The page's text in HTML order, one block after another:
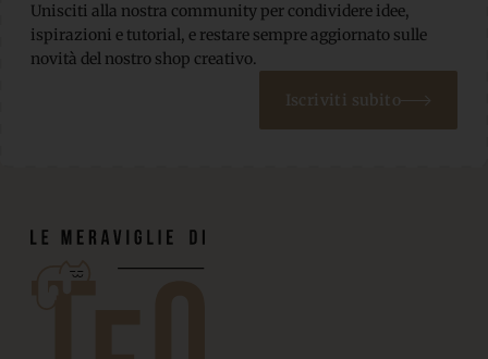
Unisciti alla nostra community per condividere idee,
ispirazioni e tutorial, e restare sempre aggiornato sulle
novità del nostro shop creativo.
Iscriviti subito